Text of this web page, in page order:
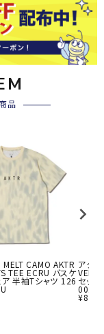
品
MELT CAMO AKTR
TEE ECRU バスケ
ア 半袖Tシャツ 126
アク
セッ
001-
¥